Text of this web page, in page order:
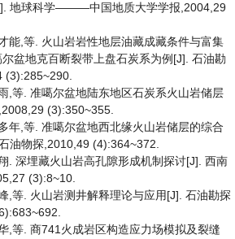
地球科学———中国地质大学学报,2004,29
能,等. 火山岩岩性地层油藏成藏条件与富集
地克百断裂带上盘石炭系为例[J]. 石油勘
(3):285~290.
,等. 准噶尔盆地陆东地区石炭系火山岩储层
(3):350~355.
年,等. 准噶尔盆地西北缘火山岩储层的综合
油物探,2010,49 (4):364~372.
. 深埋藏火山岩高孔隙形成机制探讨[J]. 西南
(3):8~10.
,等. 火山岩测井解释理论与应用[J]. 石油勘探
,等. 商741火成岩区构造应力场模拟及裂缝